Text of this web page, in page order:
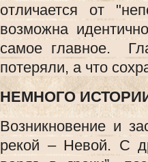
отличается от
возможна
самое главное.
потеряли, а что
НЕМНОГО
Возникновение и
рекой – Невой. С